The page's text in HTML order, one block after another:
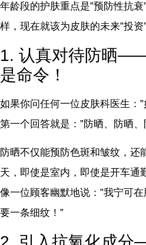
年龄段的护肤重点是”预防性抗
样，现在就该为皮肤的未来”投资”
1. 认真对待防晒
是命令！
如果你问任何一位皮肤科医生：
第一个回答就是：”防晒、防晒、
防晒不仅能预防色斑和皱纹，还
天，即使是室内，即使是开车通
像一位顾客幽默地说：”我宁可
要一条细纹！”